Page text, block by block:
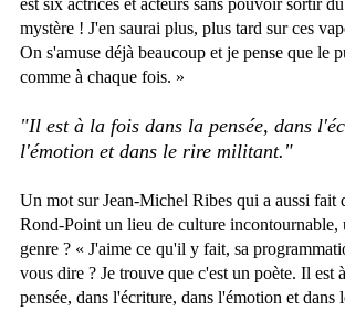
est six actrices et acteurs sans pouvoir sortir
mystère ! J'en saurai plus, plus tard sur ces
On s'amuse déjà beaucoup et je pense que le
comme à chaque fois. »
"Il est à la fois dans la pensée, dans
l'émotion et dans le rire militant."
Un mot sur Jean-Michel Ribes qui a aussi fait
Rond-Point un lieu de culture incontournable,
genre ? « J'aime ce qu'il y fait, sa
vous dire ? Je trouve que c'est un poète. Il est
pensée, dans l'écriture, dans l'émotion et dans